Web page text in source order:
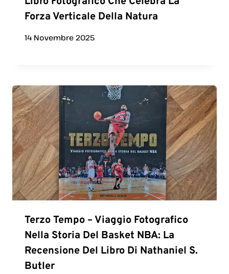
Forza Verticale Della Natura
14 Novembre 2025
Terzo Tempo – Viaggio Fotografico
Nella Storia Del Basket NBA: La
Recensione Del Libro Di Nathaniel S.
Butler